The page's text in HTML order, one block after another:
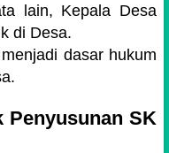
lain, Kepala Desa
di Desa.
dasar hukum
Penyusunan SK